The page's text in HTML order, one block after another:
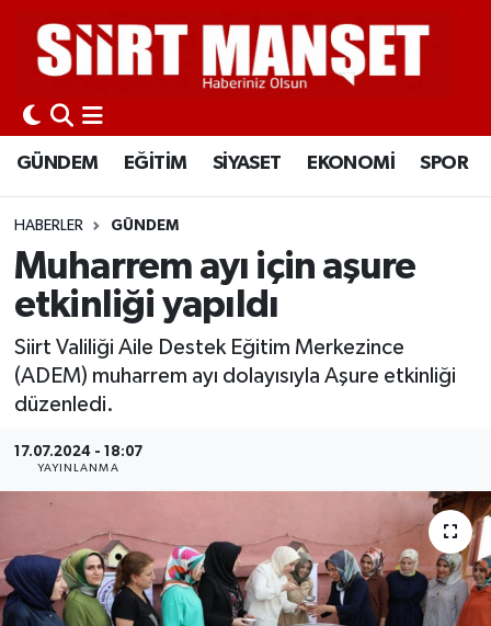
GÜNDEM EĞİTİM SİYASET EKONOMİ SPOR
HABERLER GÜNDEM
Muharrem ayı için aşure
etkinliği yapıldı
Siirt Valiliği Aile Destek Eğitim Merkezince
(ADEM) muharrem ayı dolayısıyla Aşure etkinliği
düzenledi.
17.07.2024 - 18:07
YAYINLANMA
GÜNDEM
EĞİTİM
SİYASET
EKONOMİ
SPOR
İLÇELER
SAĞLIK-YAŞAM
Siirt Nöbetçi Eczaneler
Siirt Hava Durumu
Siirt Namaz Vakitleri
Siirt Trafik Yoğunluk Haritası
Süper Lig Puan Durumu ve Fikstür
Tüm Manşetler
Haber Arşivi